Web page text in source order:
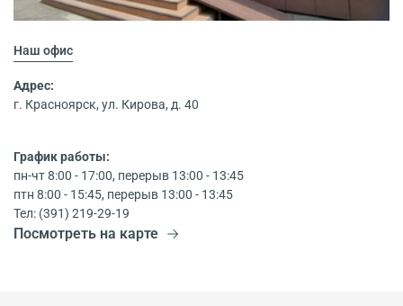
Наш офис
Адрес:
г. Красноярск, ул. Кирова, д. 40
График работы:
пн-чт 8:00 - 17:00, перерыв 13:00 - 13:45
птн 8:00 - 15:45, перерыв 13:00 - 13:45
Тел: (391) 219-29-19
Посмотреть на карте